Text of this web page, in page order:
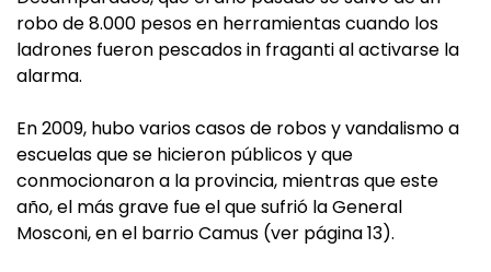
robo de 8.000 pesos en herramientas cuando los
ladrones fueron pescados in fraganti al activarse la
alarma.
En 2009, hubo varios casos de robos y vandalismo a
escuelas que se hicieron públicos y que
conmocionaron a la provincia, mientras que este
año, el más grave fue el que sufrió la General
Mosconi, en el barrio Camus (ver página 13).